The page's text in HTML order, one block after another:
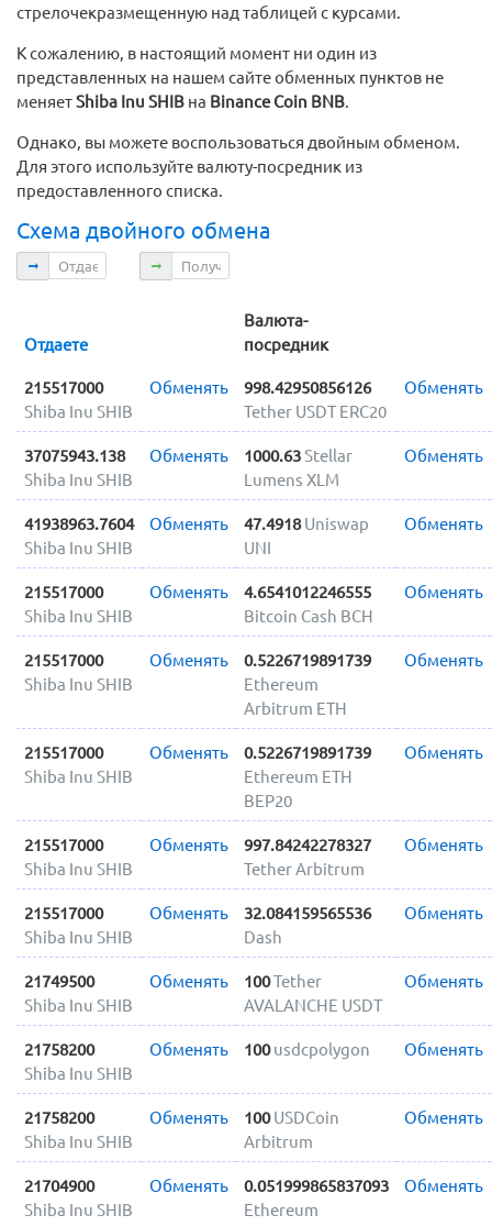
стрелочекразмещенную над таблицей с курсами.
К сожалению, в настоящий момент ни один из
представленных на нашем сайте обменных пунктов не
меняетShiba Inu SHIB на Binance Coin BNB.
Однако, вы можете воспользоваться двойным обменом.
Для этого используйте валюту-посредник из
предоставленного списка.
Схема двойного обмена
Отдаете Получаете
Отдаете
Валюта-
посредник
215517000
Shiba Inu SHIB
Обменять
998.42950856126
Tether USDT ERC20
Обменять
37075943.138
Shiba Inu SHIB
Обменять 1000.63Stellar
Lumens XLM
Обменять
41938963.7604
Shiba Inu SHIB
Обменять 47.4918 Uniswap
UNI
Обменять
215517000
Shiba Inu SHIB
Обменять
4.6541012246555
Bitcoin Cash BCH
Обменять
215517000
Shiba Inu SHIB
Обменять
0.5226719891739
Ethereum
Arbitrum ETH
Обменять
215517000
Shiba Inu SHIB
Обменять
0.5226719891739
Ethereum ETH
BEP20
Обменять
215517000
Shiba Inu SHIB
Обменять
997.84242278327
Tether Arbitrum
Обменять
215517000
Shiba Inu SHIB
Обменять
32.084159565536
Dash
Обменять
21749500
Shiba Inu SHIB
Обменять 100Tether
AVALANCHE USDT
Обменять
21758200
Shiba Inu SHIB
Обменять 100 usdcpolygon Обменять
21758200
Shiba Inu SHIB
Обменять 100 USDCoin
Arbitrum
Обменять
21704900
Shiba Inu SHIB
Обменять
0.051999865837093
Ethereum
Обменять